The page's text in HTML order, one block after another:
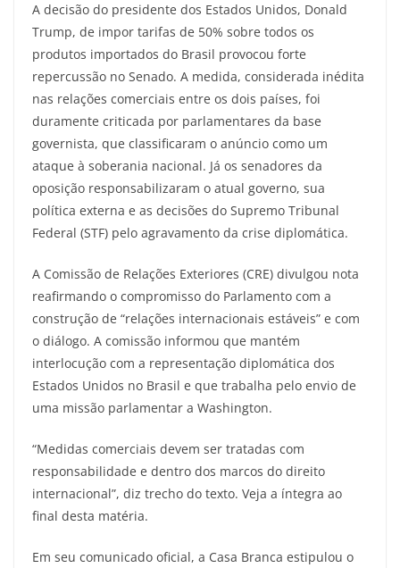
A decisão do presidente dos Estados Unidos, Donald
Trump, de impor tarifas de 50% sobre todos os
produtos importados do Brasil provocou forte
repercussão no Senado. A medida, considerada inédita
nas relações comerciais entre os dois países, foi
duramente criticada por parlamentares da base
governista, que classificaram o anúncio como um
ataque à soberania nacional. Já os senadores da
oposição responsabilizaram o atual governo, sua
política externa e as decisões do Supremo Tribunal
Federal (STF) pelo agravamento da crise diplomática.
A Comissão de Relações Exteriores (CRE) divulgou nota
reafirmando o compromisso do Parlamento com a
construção de “relações internacionais estáveis” e com
o diálogo. A comissão informou que mantém
interlocução com a representação diplomática dos
Estados Unidos no Brasil e que trabalha pelo envio de
uma missão parlamentar a Washington.
“Medidas comerciais devem ser tratadas com
responsabilidade e dentro dos marcos do direito
internacional”, diz trecho do texto. Veja a íntegra ao
final desta matéria.
Em seu comunicado oficial, a Casa Branca estipulou o